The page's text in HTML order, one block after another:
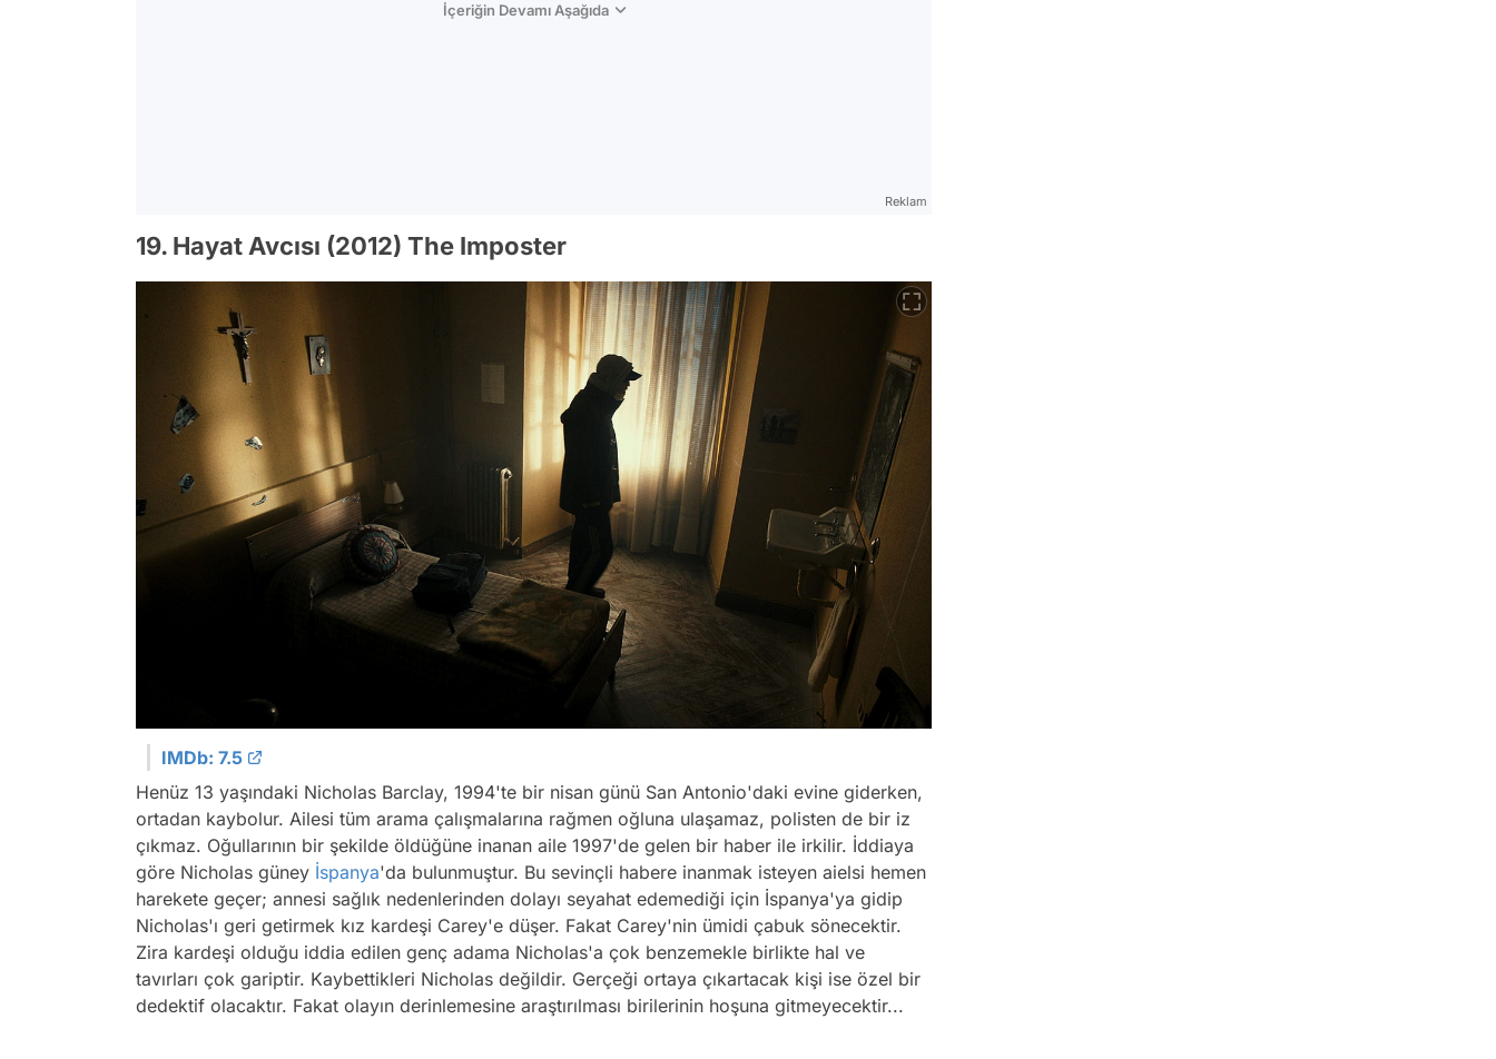
İçeriğin Devamı Aşağıda
Reklam
19. Hayat Avcısı (2012) The Imposter
IMDb: 7.5
Henüz 13 yaşındaki Nicholas Barclay, 1994'te bir nisan günü San Antonio'daki evine giderken,
ortadan kaybolur. Ailesi tüm arama çalışmalarına rağmen oğluna ulaşamaz, polisten de bir iz
çıkmaz. Oğullarının bir şekilde öldüğüne inanan aile 1997'de gelen bir haber ile irkilir. İddiaya
göre Nicholas güney İspanya'da bulunmuştur. Bu sevinçli habere inanmak isteyen aielsi hemen
harekete geçer; annesi sağlık nedenlerinden dolayı seyahat edemediği için İspanya'ya gidip
Nicholas'ı geri getirmek kız kardeşi Carey'e düşer. Fakat Carey'nin ümidi çabuk sönecektir.
Zira kardeşi olduğu iddia edilen genç adama Nicholas'a çok benzemekle birlikte hal ve
tavırları çok gariptir. Kaybettikleri Nicholas değildir. Gerçeği ortaya çıkartacak kişi ise özel bir
dedektif olacaktır. Fakat olayın derinlemesine araştırılması birilerinin hoşuna gitmeyecektir...